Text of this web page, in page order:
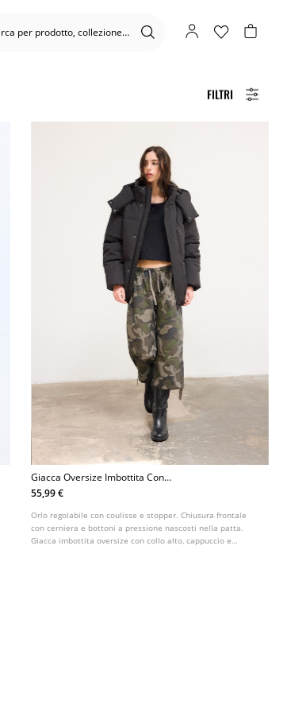
FILTRI
Giacca Oversize Imbottita Con
Cappuccio
55,99 €
Orlo regolabile con coulisse e stopper. Chiusura frontale
con cerniera e bottoni a pressione nascosti nella patta.
Giacca imbottita oversize con collo alto, cappuccio e